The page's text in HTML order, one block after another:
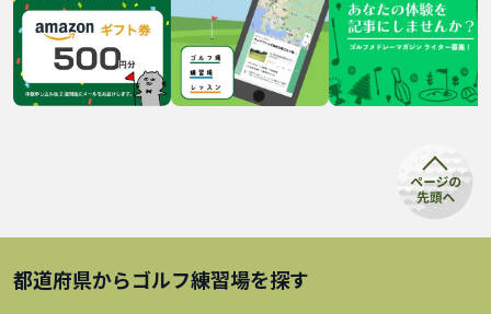
都道府県からゴルフ練習場を探す